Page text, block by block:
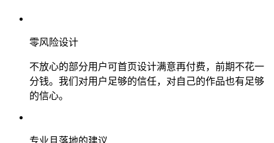
零风险设计
不放心的部分用户可首页设计满意再付费，前期不花一
分钱。我们对用户足够的信任，对自己的作品也有足够
的信心。
专业且落地的建议